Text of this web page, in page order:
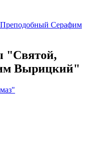
"Святой,
Вырицкий"